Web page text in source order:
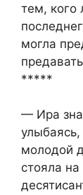
тем, кого
могла
*****
— Ира
молодой
стояла